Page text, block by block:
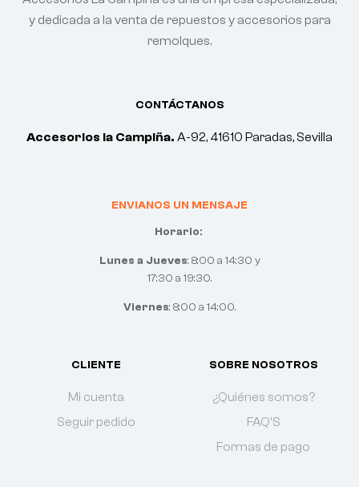
CONTÁCTANOS
Accesorios la Campiña. A-92, 41610 Paradas, Sevilla
ENVIANOS UN MENSAJE
Horario:
Lunes a Jueves: 8:00 a 14:30 y
17:30 a 19:30.
Viernes: 8:00 a 14:00.
CLIENTE
Mi cuenta
Seguir pedido
SOBRE NOSOTROS
¿Quiénes somos?
FAQ'S
Formas de pago
y dedicada a la venta de repuestos y accesorios para
remolques.